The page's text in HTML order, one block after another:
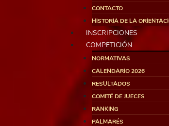
CONTACTO
HISTORIA DE LA
INSCRIPCIONES
COMPETICIÓN
NORMATIVAS
CALENDARIO 2026
RESULTADOS
COMITÉ DE JUECES
RANKING
PALMARÉS